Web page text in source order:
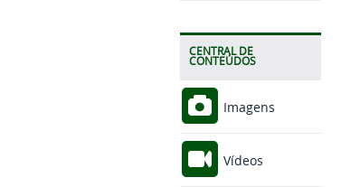
CENTRAL DE
CONTEÚDOS
Imagens
Vídeos